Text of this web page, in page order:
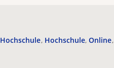
Hochschule Hochschule Online